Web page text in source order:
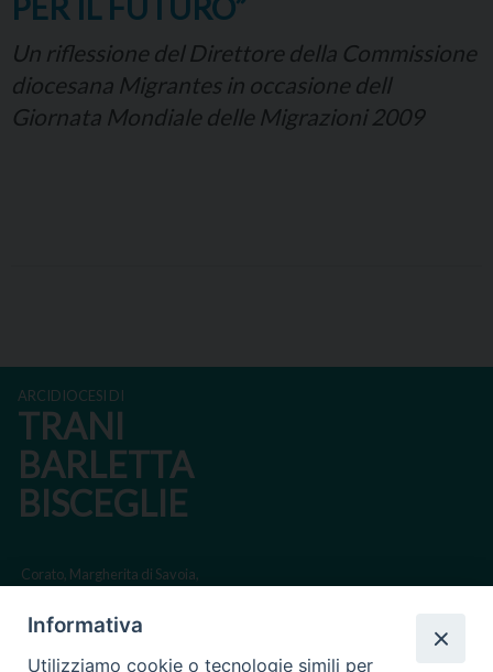
PER IL FUTURO”
Un riflessione del Direttore della Commissione
diocesana Migrantes in occasione dell
Giornata Mondiale delle Migrazioni 2009
N
a
ARCIDIOCESI DI
TRANI
BARLETTA
BISCEGLIE
Corato, Margherita di Savoia,
Informativa
Utilizziamo cookie o tecnologie simili per